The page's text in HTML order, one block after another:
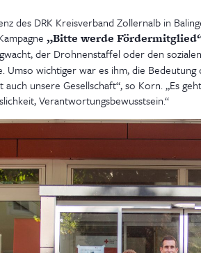
des DRK Kreisverband Zollernalb in
„Bitte werde
der Drohnenstaffel oder den
Umso wichtiger war es ihm, die
auch unsere Gesellschaft“, so Korn. „Es
Verantwortungsbewusstsein.“